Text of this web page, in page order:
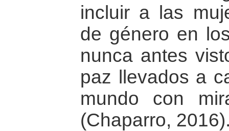
incluir a las
de género en
nunca antes
paz llevados a
mundo con
(Chaparro,